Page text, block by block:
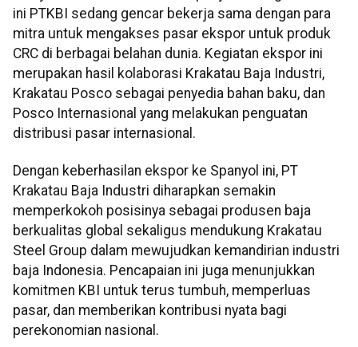
ini PTKBI sedang gencar bekerja sama dengan para
mitra untuk mengakses pasar ekspor untuk produk
CRC di berbagai belahan dunia. Kegiatan ekspor ini
merupakan hasil kolaborasi Krakatau Baja Industri,
Krakatau Posco sebagai penyedia bahan baku, dan
Posco Internasional yang melakukan penguatan
distribusi pasar internasional.
Dengan keberhasilan ekspor ke Spanyol ini, PT
Krakatau Baja Industri diharapkan semakin
memperkokoh posisinya sebagai produsen baja
berkualitas global sekaligus mendukung Krakatau
Steel Group dalam mewujudkan kemandirian industri
baja Indonesia. Pencapaian ini juga menunjukkan
komitmen KBI untuk terus tumbuh, memperluas
pasar, dan memberikan kontribusi nyata bagi
perekonomian nasional.